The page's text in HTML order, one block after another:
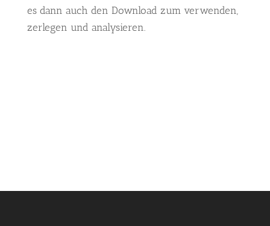
es dann auch den Download zum verwenden,
zerlegen und analysieren.